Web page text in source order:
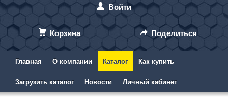
Войти
Корзина Поделиться
Главная О компании Каталог Как купить
Загрузить каталог Новости Личный кабинет